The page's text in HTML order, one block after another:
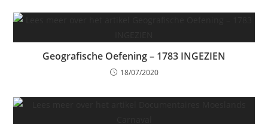
Geografische Oefening – 1783 INGEZIEN
18/07/2020